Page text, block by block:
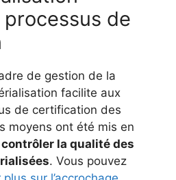
de
de gestion de la
facilite aux
de certification des
moyens ont été mis en
contrôler la qualité des
. Vous pouvez